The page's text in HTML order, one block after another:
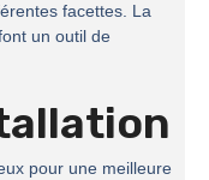
facettes. La
un outil de
pour une meilleure